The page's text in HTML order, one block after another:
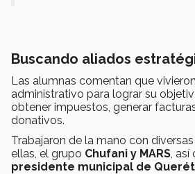
Buscando aliados
Las alumnas comentan que
administrativo para lograr su
obtener impuestos, generar
donativos.
Trabajaron de la mano con
ellas, el grupo Chufani y MARS, así
presidente municipal de